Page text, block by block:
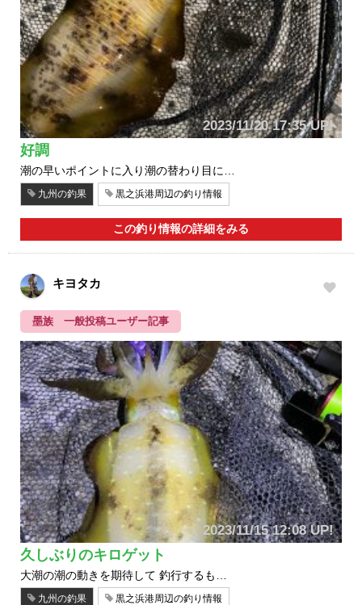
2023/11/20 17:35 UP!
好調
潮の早いポイントに入り潮の替わり目に…
九州の釣果 黒之浜港周辺の釣り情報
この釣り情報の詳細をみる
キヨタカ
墨族 一般投稿ユーザー記事
2023/11/15 12:08 UP!
久しぶりのキロゲット
大潮の潮の動きを期待して 釣行するも…
九州の釣果 黒之浜港周辺の釣り情報